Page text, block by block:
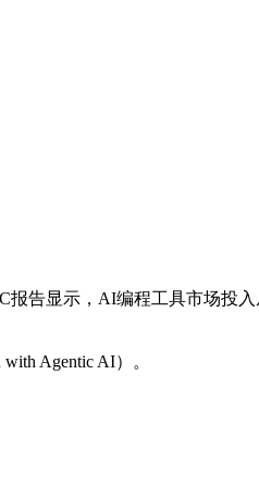
告显示，AI编程工具市场投入
Agentic AI）。